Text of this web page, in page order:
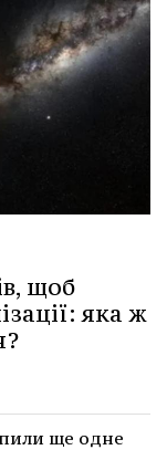
щоб
яка ж
ще одне